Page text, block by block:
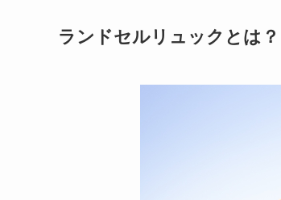
ランドセルリュックとは？